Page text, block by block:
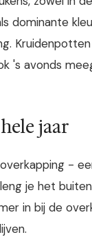
dominante
's avonds
jaar
-
je het
in bij de